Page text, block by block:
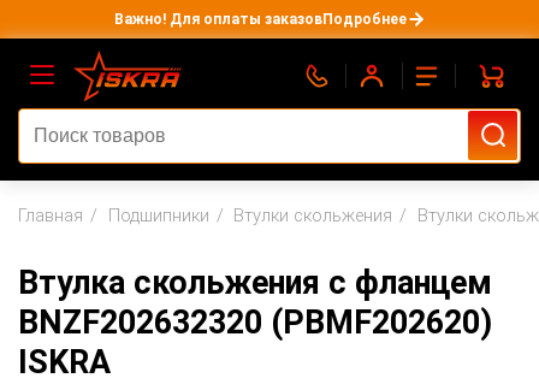
Важно! Для оплаты заказовПодробнее
Главная Подшипники Втулки скольжения Втулки
Втулка скольжения с фланцем
BNZF202632320 (PBMF202620)
ISKRA